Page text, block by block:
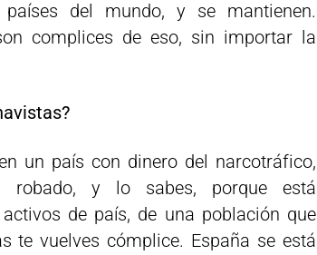
del mundo, y se mantienen.
complices de eso, sin importar la
un país con dinero del narcotráfico,
robado, y lo sabes, porque está
de país, de una población que
te vuelves cómplice. España se está